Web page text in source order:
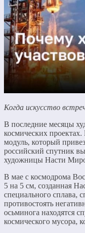
Когда искусство
В последние месяцы
космических
модуль, который
российский спутник
художницы Насти
В мае с космодрома
5 на 5 см, созданная
специального сплава,
противостоять
осьминога находятся
космического мусора,